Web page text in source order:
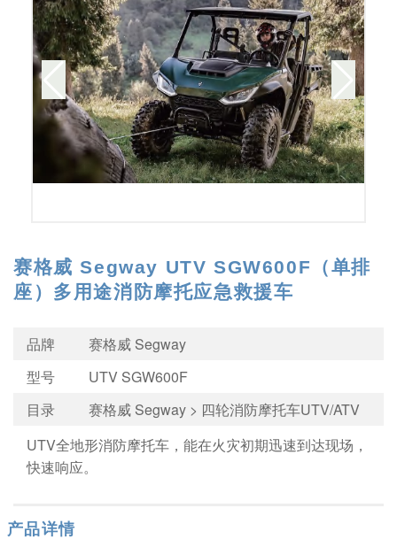
赛格威 Segway UTV SGW600F（单排
座）多用途消防摩托应急救援车
品牌
赛格威 Segway
型号
UTV SGW600F
目录
赛格威 Segway > 四轮消防摩托车UTV/ATV
UTV全地形消防摩托车，能在火灾初期迅速到达现场，
快速响应。
产品详情